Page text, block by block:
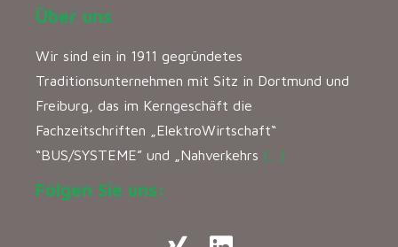
Über uns
Wir sind ein in 1911 gegründetes
Traditionsunternehmen mit Sitz in Dortmund und
Freiburg, das im Kerngeschäft die
Fachzeitschriften „ElektroWirtschaft“
“BUS/SYSTEME” und „Nahverkehrs […]
Folgen Sie uns: